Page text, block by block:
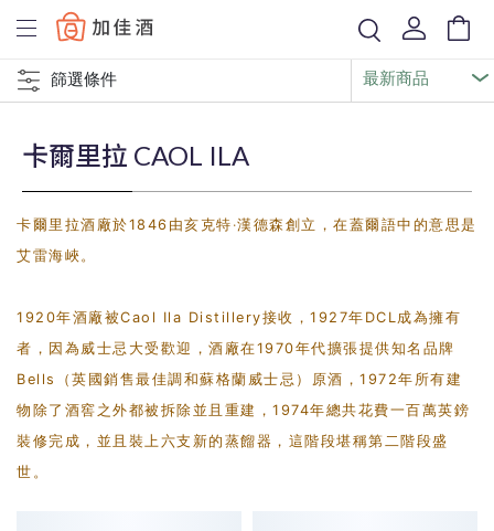
Baccus
篩選條件
卡爾里拉 CAOL ILA
卡爾里拉酒廠於1846由亥克特‧漢德森創立，在蓋爾語中的意思是
艾雷海峽。
1920年酒廠被Caol Ila Distillery接收，1927年DCL成為擁有
者，因為威士忌大受歡迎，酒廠在1970年代擴張提供知名品牌
Bells（英國銷售最佳調和蘇格蘭威士忌）原酒，1972年所有建
物除了酒窖之外都被拆除並且重建，1974年總共花費一百萬英鎊
裝修完成，並且裝上六支新的蒸餾器，這階段堪稱第二階段盛
世。